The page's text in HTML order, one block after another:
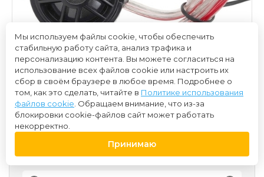
3 600 ₽
Мы используем файлы cookie, чтобы обеспечить
стабильную работу сайта, анализ трафика и
персонализацию контента. Вы можете согласиться на
использование всех файлов cookie или настроить их
сбор в своём браузере в любое время. Подробнее о
том, как это сделать, читайте в Политике использования
файлов cookie . Обращаем внимание, что из-за
блокировки cookie-файлов сайт может работать
некорректно.
Принимаю